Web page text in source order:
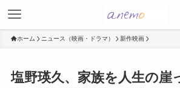
ホーム ニュース（映画・ドラマ） 新作映画
塩野瑛久、家族を人生の崖